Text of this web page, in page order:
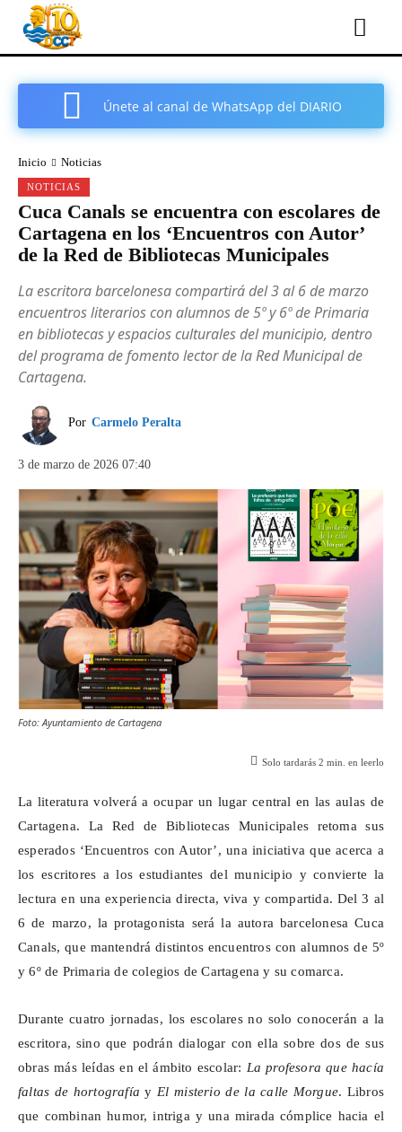
Únete al canal de WhatsApp del DIARIO
Inicio Noticias
NOTICIAS
Cuca Canals se encuentra con escolares de
Cartagena en los ‘Encuentros con Autor’
de la Red de Bibliotecas Municipales
La escritora barcelonesa compartirá del 3 al 6 de marzo
encuentros literarios con alumnos de 5º y 6º de Primaria
en bibliotecas y espacios culturales del municipio, dentro
del programa de fomento lector de la Red Municipal de
Cartagena.
Por Carmelo Peralta
3 de marzo de 2026 07:40
Foto: Ayuntamiento de Cartagena
Solo tardarás 2 min. en leerlo
La literatura volverá a ocupar un lugar central en las aulas de
Cartagena. La Red de Bibliotecas Municipales retoma sus
esperados ‘Encuentros con Autor’, una iniciativa que acerca a
los escritores a los estudiantes del municipio y convierte la
lectura en una experiencia directa, viva y compartida. Del 3 al
6 de marzo, la protagonista será la autora barcelonesa Cuca
Canals, que mantendrá distintos encuentros con alumnos de 5º
y 6º de Primaria de colegios de Cartagena y su comarca.
Durante cuatro jornadas, los escolares no solo conocerán a la
escritora, sino que podrán dialogar con ella sobre dos de sus
obras más leídas en el ámbito escolar: La profesora que hacía
faltas de hortografía y El misterio de la calle Morgue. Libros
que combinan humor, intriga y una mirada cómplice hacia el